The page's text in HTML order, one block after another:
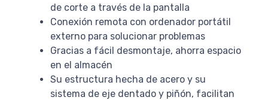
de corte a través de la pantalla
Conexión remota con ordenador portátil
externo para solucionar problemas
Gracias a fácil desmontaje, ahorra espacio
en el almacén
Su estructura hecha de acero y su
sistema de eje dentado y piñón, facilitan